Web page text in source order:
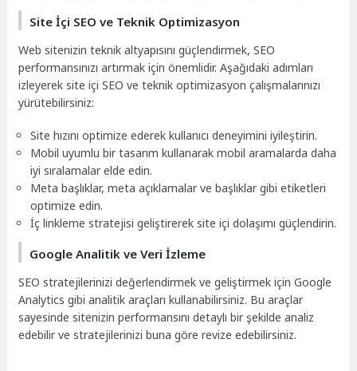
Site İçi SEO ve Teknik Optimizasyon
Web sitenizin teknik altyapısını güçlendirmek, SEO
performansınızı artırmak için önemlidir. Aşağıdaki adımları
izleyerek site içi SEO ve teknik optimizasyon çalışmalarınızı
yürütebilirsiniz:
Site hızını optimize ederek kullanıcı deneyimini iyileştirin.
Mobil uyumlu bir tasarım kullanarak mobil aramalarda daha
iyi sıralamalar elde edin.
Meta başlıklar, meta açıklamalar ve başlıklar gibi etiketleri
optimize edin.
İç linkleme stratejisi geliştirerek site içi dolaşımı güçlendirin.
Google Analitik ve Veri İzleme
SEO stratejilerinizi değerlendirmek ve geliştirmek için Google
Analytics gibi analitik araçları kullanabilirsiniz. Bu araçlar
sayesinde sitenizin performansını detaylı bir şekilde analiz
edebilir ve stratejilerinizi buna göre revize edebilirsiniz.